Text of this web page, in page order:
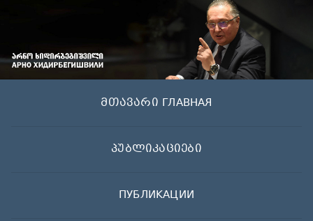
მთავარი ГЛАВНАЯ
პუბლიკაციები
ПУБЛИКАЦИИ